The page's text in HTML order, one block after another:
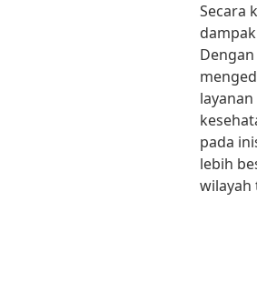
Secara
pada
lebih
wilayah